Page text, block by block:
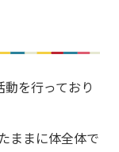
を行っており
ままに体全体で